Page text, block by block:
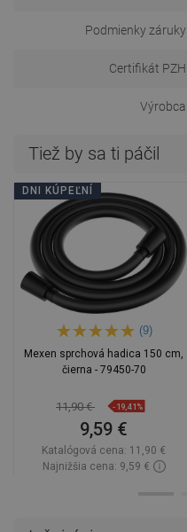
Podmienky záruky
Certifikát PZH
Výrobca
Tiež by sa ti páčil
DNI KÚPEĽNÍ
(9)
Mexen sprchová hadica 150 cm,
čierna - 79450-70
11,90 € -19,41%
9,59 €
Katalógová cena: 11,90 €
Najnižšia cena: 9,59 €